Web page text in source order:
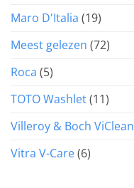
Maro D'Italia (19)
Meest gelezen (72)
Roca (5)
TOTO Washlet(11)
Villeroy & Boch ViClean
Vitra V-Care(6)